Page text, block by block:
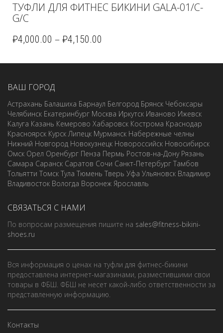
ТУФЛИ ДЛЯ ФИТНЕС БИКИНИ GALA-01/C-
G/C
₽4,000.00 – ₽4,150.00
ВАШ ГОРОД
Астрахань Балашиха Барнаул Белгород Брянск Чебоксары
Челябинск Екатеринбург Москва Иркутск Иваново Ижевск
Калуга Казань Кемерово Хабаровск Кострома Краснодар
Красноярск Курск Липецк Мурманск Набережные челны
Нижний Новгород Новокузнецк Новороссийск Новосибирск
Омск Орел Оренбург Пенза Пермь Ростов-на-Дону Рязань
Самара Саранск Саратов Сочи Санкт-Петербург Тамбов
Тольятти Томск Тула Тюмень Тверь Уфа Ульяновск Владимир
Владивосток Вологда Воронеж Ярославль
СВЯЗАТЬСЯ С НАМИ
По вопросам размещения пишите на sales@fitness-bikini-
shoes.ru
Вся информация о ценах на туфли для фитнес-бикини
предоставлена интернет-магазинами, разместившими свои
товары в ФБШ. ФБШ не несет какой-либо ответственности за
представленную информацию.
Контакты